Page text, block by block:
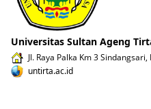
Universitas Sultan Ageng
Jl. Raya Palka Km 3
untirta.ac.id